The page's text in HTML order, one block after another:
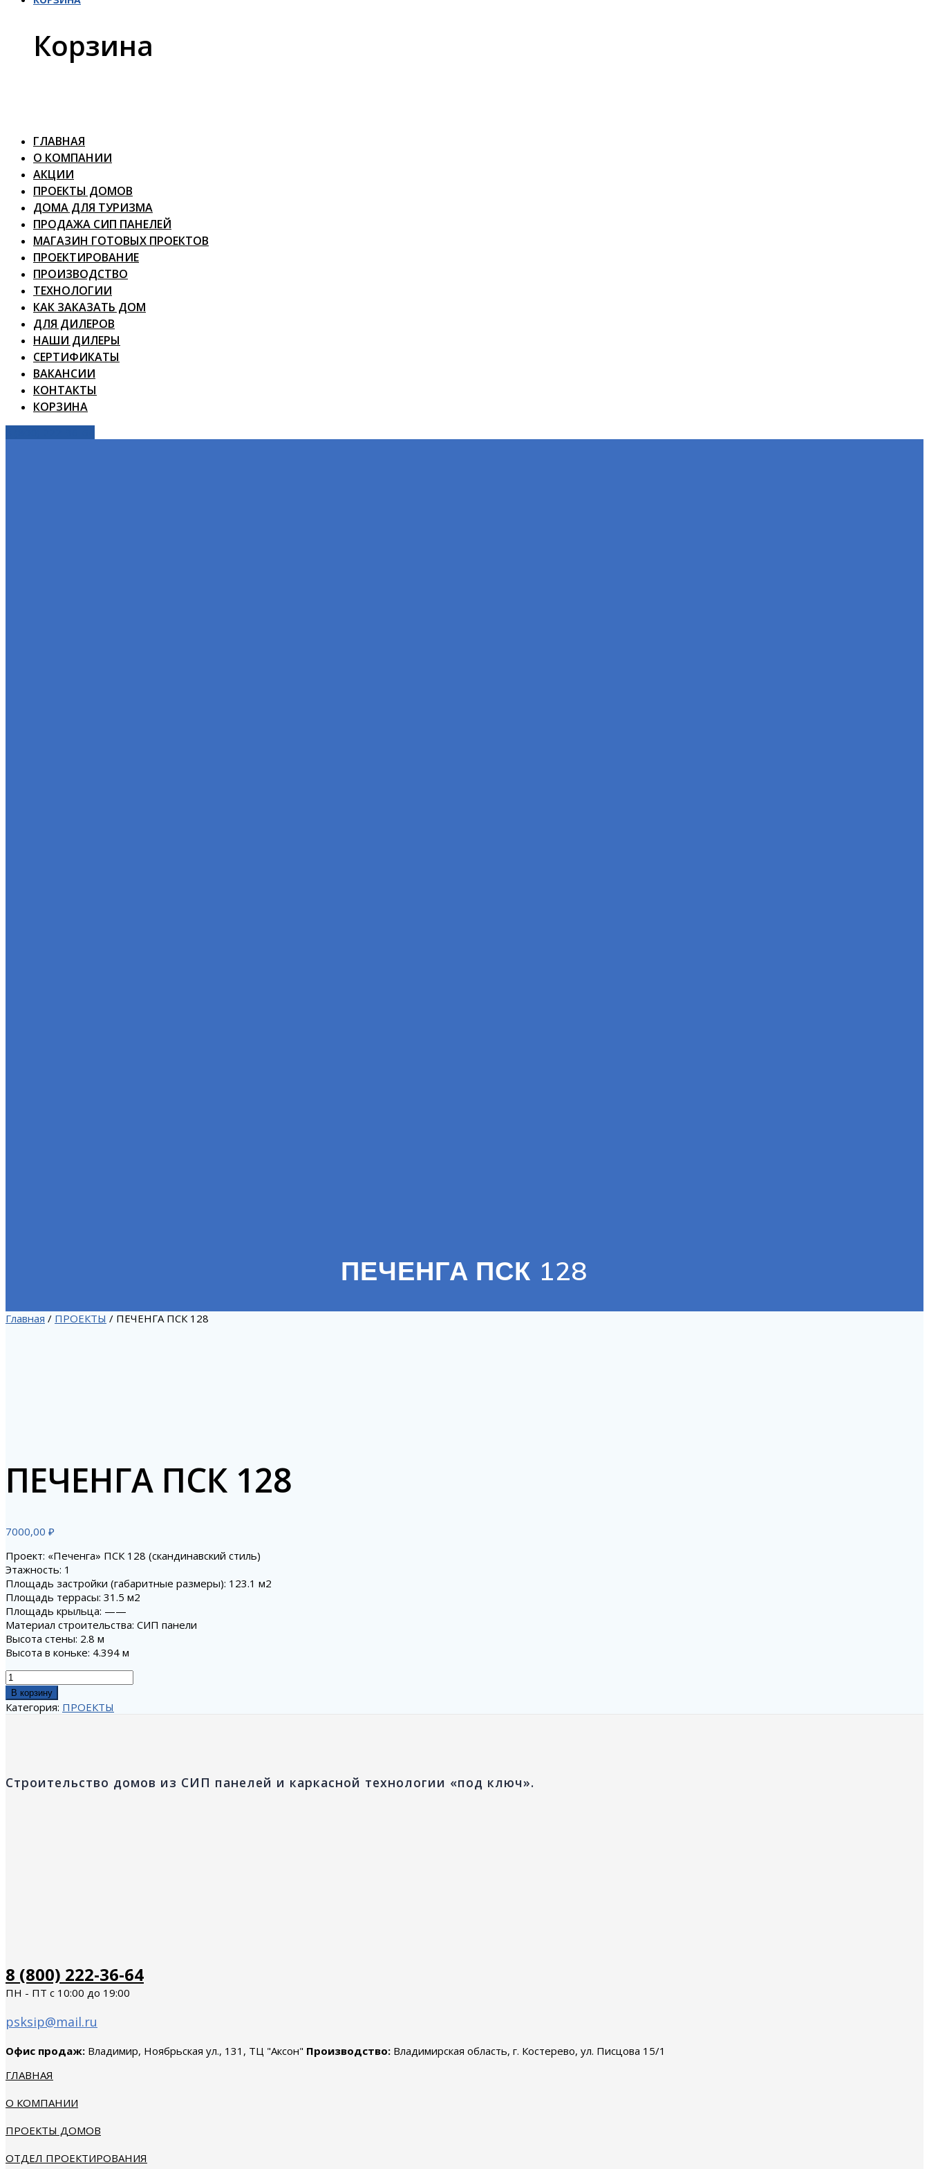
Корзина
ГЛАВНАЯ
О КОМПАНИИ
АКЦИИ
ПРОЕКТЫ ДОМОВ
ДОМА ДЛЯ ТУРИЗМА
ПРОДАЖА СИП ПАНЕЛЕЙ
МАГАЗИН ГОТОВЫХ ПРОЕКТОВ
ПРОЕКТИРОВАНИЕ
ПРОИЗВОДСТВО
ТЕХНОЛОГИИ
КАК ЗАКАЗАТЬ ДОМ
ДЛЯ ДИЛЕРОВ
НАШИ ДИЛЕРЫ
СЕРТИФИКАТЫ
ВАКАНСИИ
КОНТАКТЫ
КОРЗИНА
ПЕЧЕНГА ПСК 128
Главная / ПРОЕКТЫ / ПЕЧЕНГА ПСК 128
ПЕЧЕНГА ПСК 128
7000,00 ₽
Проект: «Печенга» ПСК 128 (скандинавский стиль)
Этажность: 1
Площадь застройки (габаритные размеры): 123.1 м2
Площадь террасы: 31.5 м2
Площадь крыльца: ——
Материал строительства: СИП панели
Высота стены: 2.8 м
Высота в коньке: 4.394 м
Количество
товара
ПЕЧЕНГА
В корзину
Категория: ПРОЕКТЫ
Строительство домов из СИП панелей и каркасной технологии «под ключ».
8 (800) 222-36-64
ПН - ПТ с 10:00 до 19:00
psksip@mail.ru
Офис продаж: Владимир, Ноябрьская ул., 131, ТЦ "Аксон" Производство: Владимирская область, г. Костерево, ул. Писцова 15/1
ГЛАВНАЯ
О КОМПАНИИ
ПРОЕКТЫ ДОМОВ
ОТДЕЛ ПРОЕКТИРОВАНИЯ